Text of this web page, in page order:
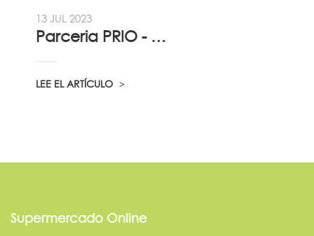
13 JUL 2023
Parceria PRIO - Viadireta - Goodafter...
LEE EL ARTÍCULO
Supermercado Online